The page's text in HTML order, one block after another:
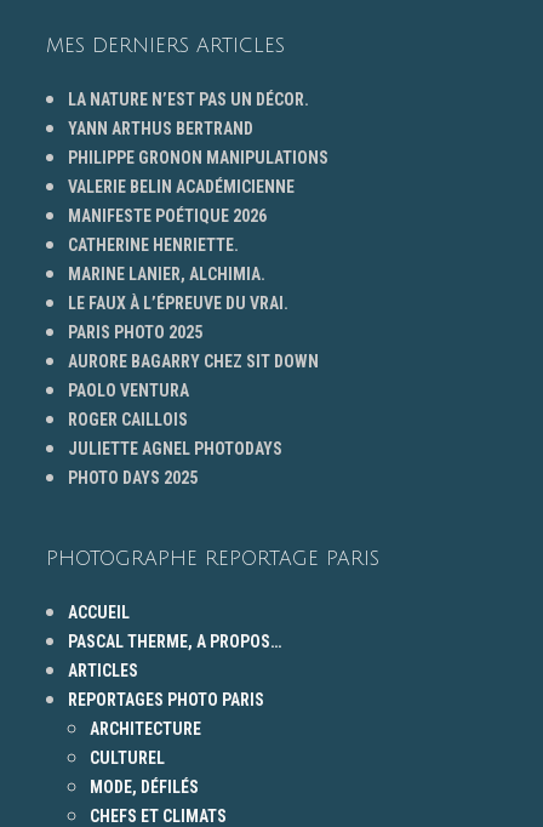
MES DERNIERS ARTICLES
LA NATURE N’EST PAS UN DÉCOR.
YANN ARTHUS BERTRAND
PHILIPPE GRONON MANIPULATIONS
VALERIE BELIN ACADÉMICIENNE
MANIFESTE POÉTIQUE 2026
CATHERINE HENRIETTE.
MARINE LANIER, ALCHIMIA.
LE FAUX À L’ÉPREUVE DU VRAI.
PARIS PHOTO 2025
AURORE BAGARRY CHEZ SIT DOWN
PAOLO VENTURA
ROGER CAILLOIS
JULIETTE AGNEL PHOTODAYS
PHOTO DAYS 2025
PHOTOGRAPHE REPORTAGE PARIS
ACCUEIL
PASCAL THERME, A PROPOS…
ARTICLES
REPORTAGES PHOTO PARIS
ARCHITECTURE
CULTUREL
MODE, DÉFILÉS
CHEFS ET CLIMATS